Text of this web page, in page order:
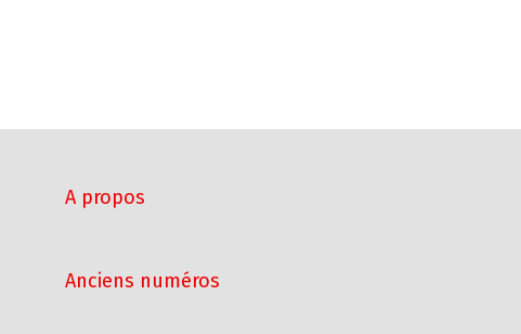
A propos
Anciens numéros